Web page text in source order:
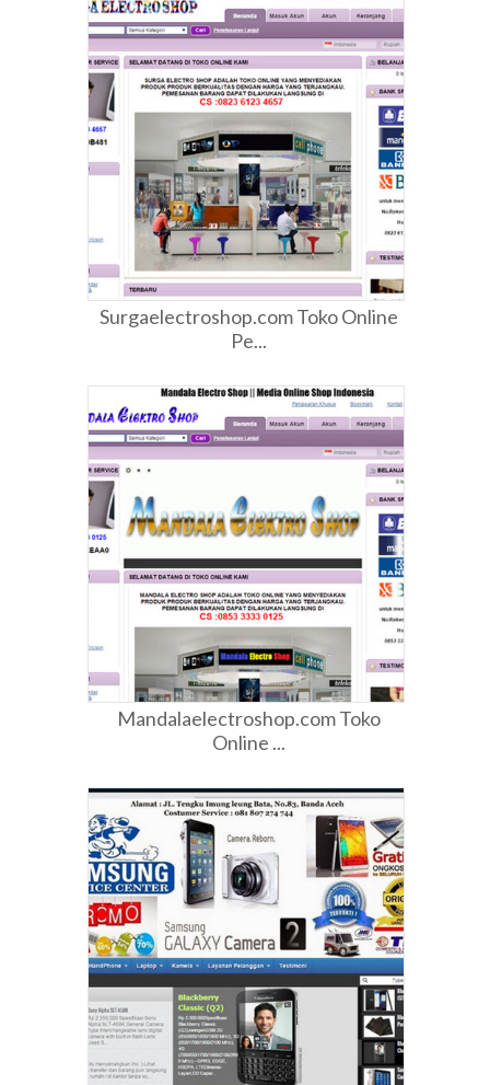
Surgaelectroshop.com Toko Online
Pe...
Mandalaelectroshop.com Toko
Online ...